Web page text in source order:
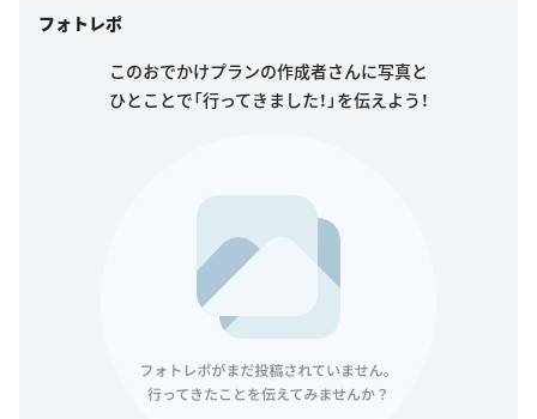
フォトレポ
このおでかけプランの作成者さんに写真と
ひとことで「行ってきました！」を伝えよう！